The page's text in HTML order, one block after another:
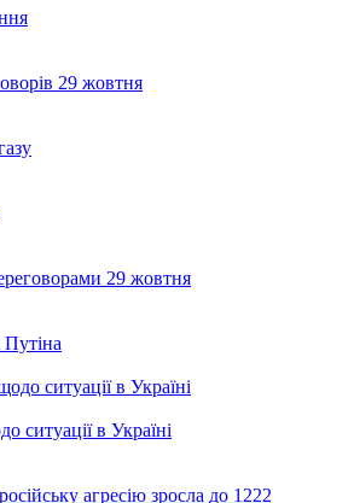
29 жовтня
29 жовтня
Путіна
ситуації в Україні